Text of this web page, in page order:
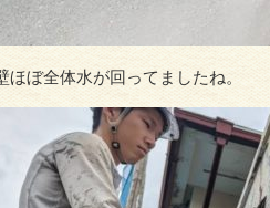
ほぼ全体水が回ってましたね。